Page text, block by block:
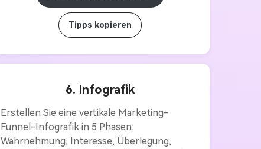
Tipps kopieren
6. Infografik
Erstellen Sie eine vertikale Marketing-
Funnel-Infografik in 5 Phasen:
Wahrnehmung, Interesse, Überlegung,